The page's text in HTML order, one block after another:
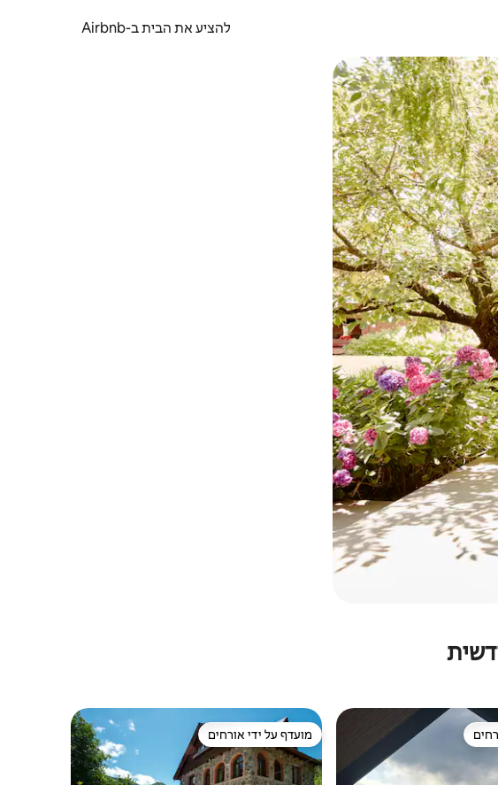
להציע את הבית ב-Airbnb
מועדף על ידי אורחים
מועדף על ידי אורחים